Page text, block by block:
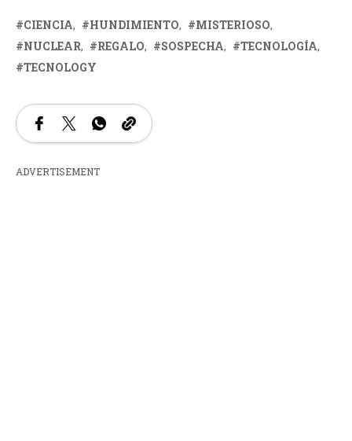
CIENCIA HUNDIMIENTO
MISTERIOSO
NUCLEAR
REGALO SOSPECHA
TECNOLOGÍA
TECNOLOGY
ADVERTISEMENT